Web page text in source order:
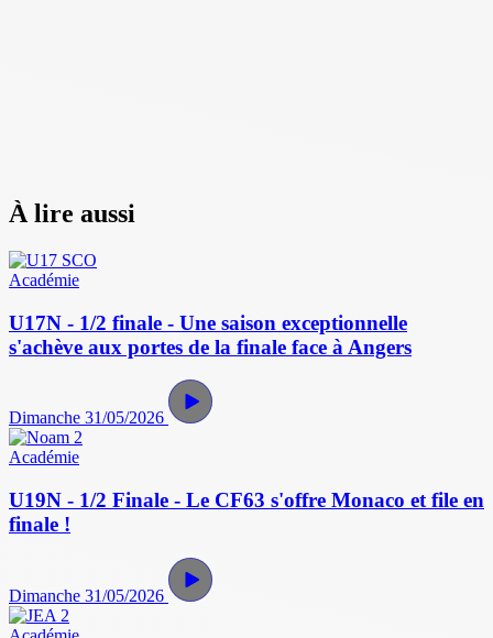
À lire aussi
Académie
U17N - 1/2 finale - Une saison exceptionnelle
s'achève aux portes de la finale face à Angers
Dimanche 31/05/2026
Académie
U19N - 1/2 Finale - Le CF63 s'offre Monaco et file en
finale !
Dimanche 31/05/2026